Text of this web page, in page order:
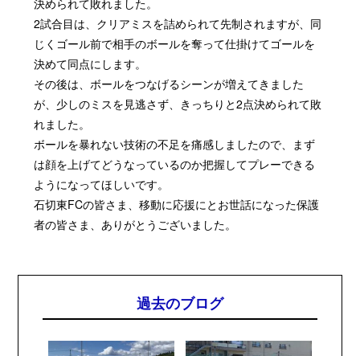
2試合目は、クリアミスを詰められて先制されますが、同
じくゴール前で相手のボールを奪って仕掛けてゴールを
決めて同点にします。
その後は、ボールをつなげるシーンが増えてきました
が、少しのミスを見逃さず、きっちりと2点決められて敗
れました。
ボールを暴れない技術の不足を痛感しましたので、まず
は顔を上げてどうなっているのか把握してプレーできる
ようになってほしいです。
石切東FCの皆さま、移動に応援にとお世話になった保護
者の皆さま、ありがとうございました。
過去のブログ